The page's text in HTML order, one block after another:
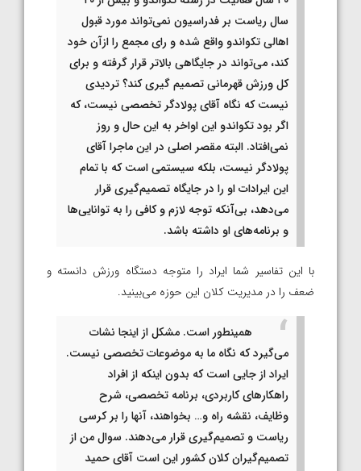
سال ریاست بر فدراسیون نمی‌تواند مورد قبول
اهالی تکواندو واقع شده و رای مجمع را ازآن خود
کند، می‌تواند در جایگاهی بالاتر قرار گرفته و برای
کل ورزش قهرمانی تصمیم گیری کند؟ تردیدی
نیست که نگاه آقای پولادگر تخصصی نیست، که
اگر بود تکواندو این اواخر به این حال و روز
نمی‌افتاد. البته مقصر اصلی در این ماجرا آقای
پولادگر نیست، بلکه سیستمی است که با تمام
این ایرادات او را در جایگاه تصمیم‌گیری قرار
می‌دهد، بی‌آنکه توجه لازم و کافی را به توانایی‌ها
و برنامه‌های او داشته باشد.
با این تفاسیر شما ایراد را متوجه دستگاه ورزش دانسته و
ضعف را در مدیریت کلان این حوزه می‌بینید.
همینطور است. مشکل از اینجا نشات
می‌گیرد که نگاه ما به موضوعات تخصصی نیست.
ایراد از جایی است که بدون اینکه از افراد
راهکارهای کاربردی، برنامه تخصصی، شرح
وظایف، نقشه راه و… بخواهند، آنها را بر کرسی
ریاست و تصمیم‌گیری قرار می‌دهند. سوال من از
تصمیم‌گیران کلان کشور این است آقای حمید